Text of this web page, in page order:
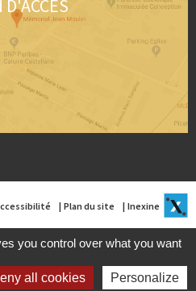
Plan du site Inexine
you control over what you want
all cookies Personalize